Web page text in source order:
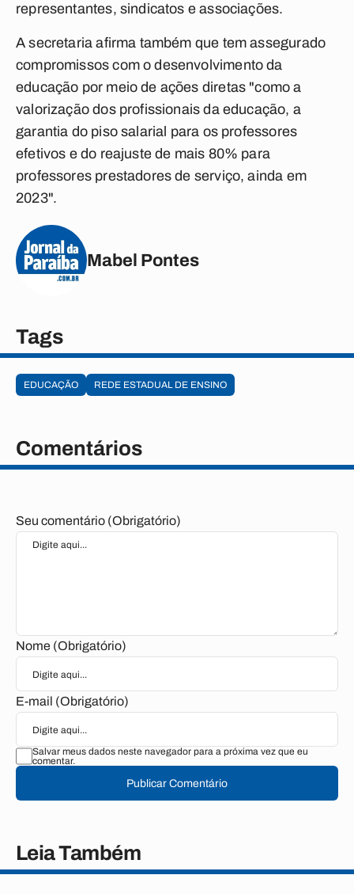
representantes, sindicatos e associações.
A secretaria afirma também que tem assegurado
compromissos com o desenvolvimento da
educação por meio de ações diretas "como a
valorização dos profissionais da educação, a
garantia do piso salarial para os professores
efetivos e do reajuste de mais 80% para
professores prestadores de serviço, ainda em
2023".
Mabel Pontes
Tags
EDUCAÇÃO REDE ESTADUAL DE ENSINO
Comentários
Seu comentário (Obrigatório)
Nome (Obrigatório)
E-mail (Obrigatório)
Salvar meus dados neste navegador para a próxima vez que eu
comentar.
Publicar Comentário
Leia Também